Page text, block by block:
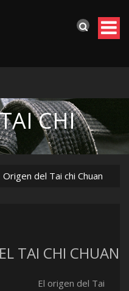
CHI
Origen del Tai chi Chuan
TAI CHI CHUAN
El origen del Tai